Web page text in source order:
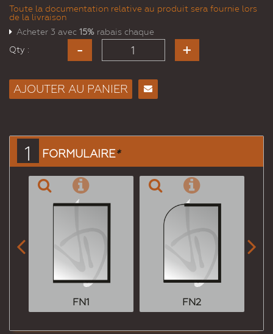
Toute la documentation relative au produit sera fournie lors
de la livraison
Acheter 3 avec 15% rabais chaque
Qty :
AJOUTER AU PANIER
1 FORMULAIRE*
FN1 FN2
 